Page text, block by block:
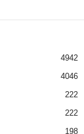
4942
4046
222
222
198